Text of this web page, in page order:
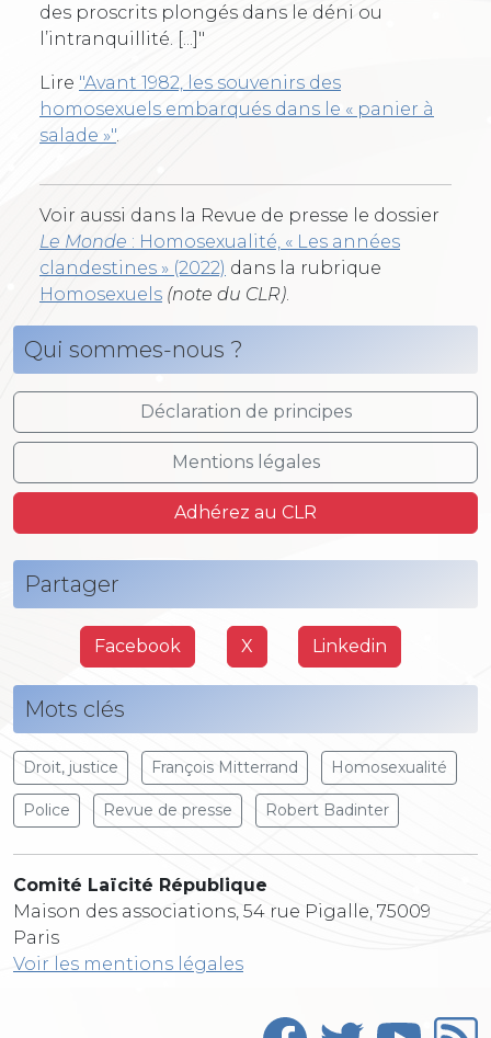
des proscrits plongés dans le déni ou
l’intranquillité. [...]"
Lire "Avant 1982, les souvenirs des
homosexuels embarqués dans le « panier à
salade »"
Voir aussi dans la Revue de presse le dossier
Le Monde : Homosexualité, « Les années
clandestines » (2022) dans la rubrique
Homosexuels (note du CLR)
Qui sommes-nous ?
Déclaration de principes
Mentions légales
Adhérez au CLR
Partager
Facebook X Linkedin
Mots clés
Droit, justice François Mitterrand Homosexualité
Police Revue de presse Robert Badinter
Comité Laïcité République
Maison des associations, 54 rue Pigalle, 75009
Paris
Voir les mentions légales